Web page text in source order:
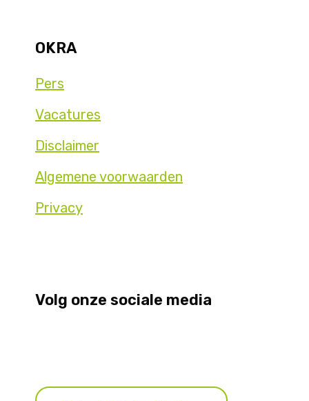
OKRA
Pers
Vacatures
Disclaimer
Algemene voorwaarden
Privacy
Volg onze sociale media